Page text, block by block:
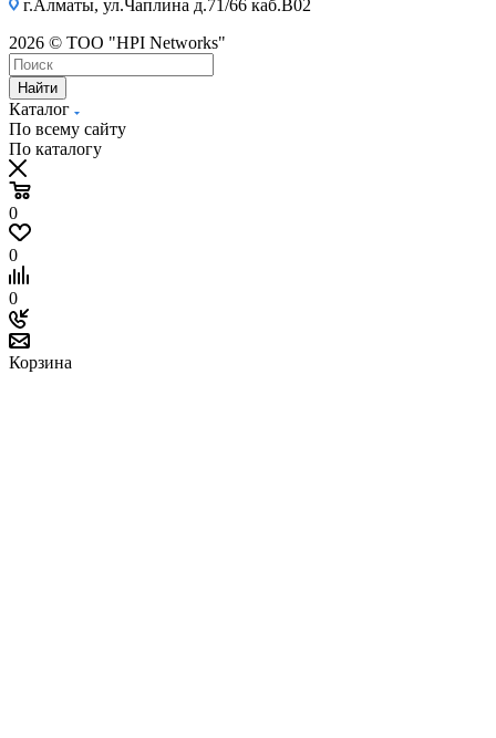
г.Алматы, ул.Чаплина д.71/66 каб.B02
2026 © ТОО "HPI Networks"
Найти
Каталог
По всему сайту
По каталогу
0
0
0
Корзина